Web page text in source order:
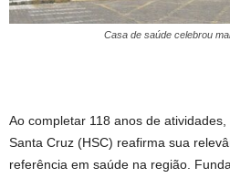
Casa de saúde celebrou
Ao completar 118 anos de
Santa Cruz (HSC) reafirma sua
referência em saúde na região.